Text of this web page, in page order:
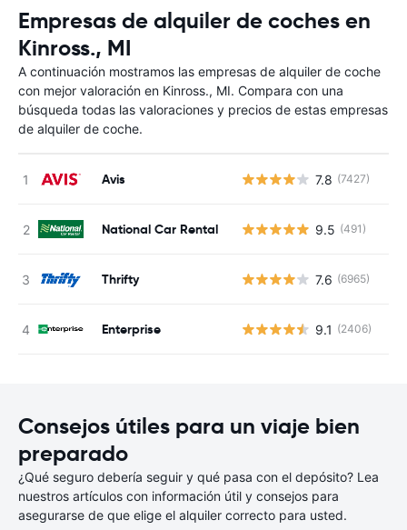
Empresas de alquiler de coches en
Kinross., MI
A continuación mostramos las empresas de alquiler de coche
con mejor valoración en Kinross., MI. Compara con una
búsqueda todas las valoraciones y precios de estas empresas
de alquiler de coche.
Avis 7.8 (7427)
National Car Rental 9.5 (491)
Thrifty 7.6 (6965)
Enterprise 9.1 (2406)
Consejos útiles para un viaje bien
preparado
¿Qué seguro debería seguir y qué pasa con el depósito? Lea
nuestros artículos con información útil y consejos para
asegurarse de que elige el alquiler correcto para usted.